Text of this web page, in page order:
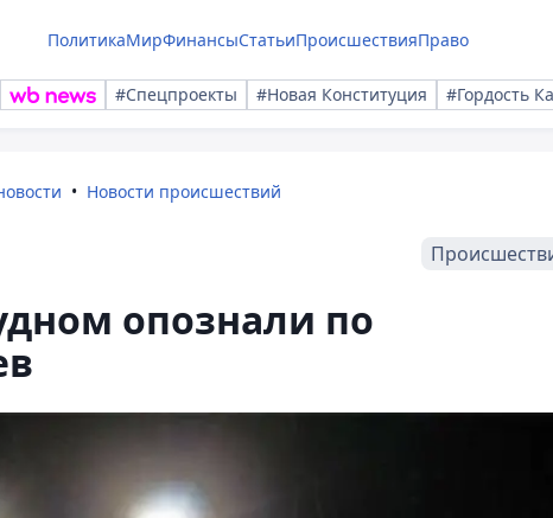
ПолитикаМирФинансыСтатьиПроисшествияПраво
#Спецпроекты #Новая Конституция #Гордость
Новости происшествий
опознали по